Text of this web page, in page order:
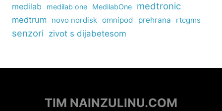
medilab medilab one MedilabOne medtronic
medtrum novo nordisk omnipod prehrana rtcgms
senzori zivot s dijabetesom
TIM NAINZULINU.COM